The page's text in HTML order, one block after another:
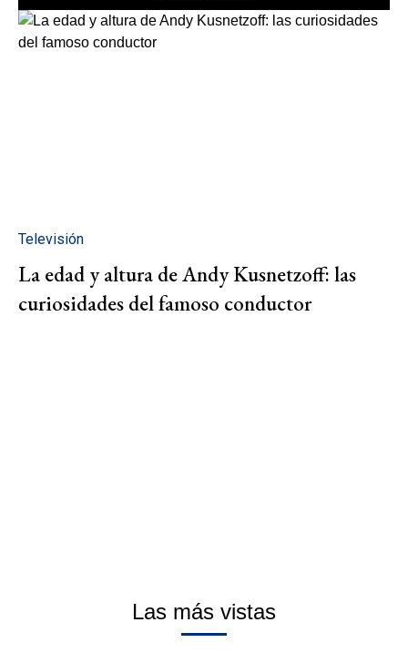
Televisión
La edad y altura de Andy Kusnetzoff: las
curiosidades del famoso conductor
Las más vistas